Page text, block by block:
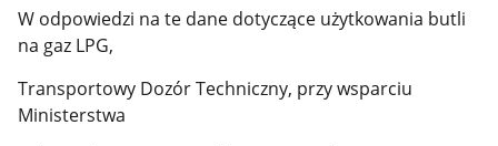
W odpowiedzi na te dane dotyczące użytkowania butli
na gaz LPG,
Transportowy Dozór Techniczny, przy wsparciu
Ministerstwa